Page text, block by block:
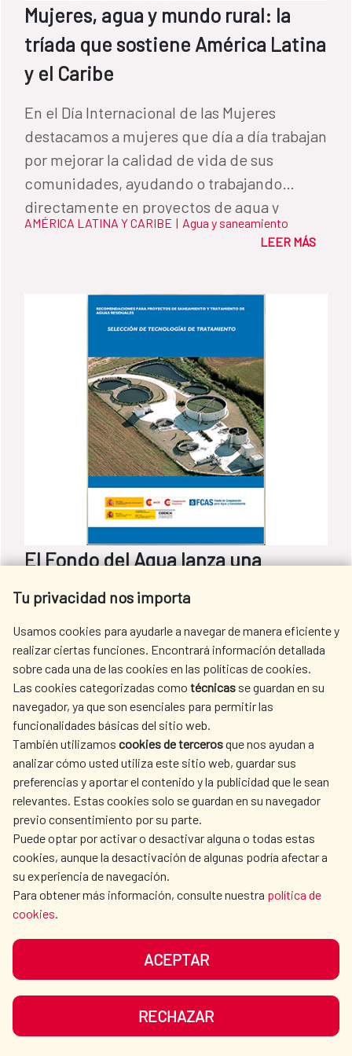
enfrentan. La Cooperación Española seguirá
contribuyendo al objetivo de conseguir el
acceso universal al agua en el 2030 para
garantizar la sostenibilidad futura de los
sistemas de agua y saneamiento, y para
reforzar su resiliencia frente a posibles
Mujeres, agua y mundo rural: la
tríada que sostiene América Latina
y el Caribe
En el Día Internacional de las Mujeres
destacamos a mujeres que día a día trabajan
por mejorar la calidad de vida de sus
comunidades, ayudando o trabajando
directamente en proyectos de agua y
saneamiento.
AMÉRICA LATINA Y CARIBE | Agua y saneamiento
LEER MÁS
El Fondo del Agua lanza una
publicación sobre la selección de
aguas residuales urbanas
​ El Departamento del Fondo de Cooperación
para Agua Saneamiento (FCAS) de la
Agencia Española de Cooperación
Internacional para el Desarrollo (AECID), en
su compromiso con el fortalecimiento
institucional de los países con los que
colabora, ha financiado la publicación de
diversos estudios relacionados con el
sector de las aguas residuales en América
Latina. Recientemente acaba de publicar la
guía titulada “Selección de Tecnologías de
Tratamiento”, encuadrada dentro de las
Recomendaciones para Proyectos de
Saneamiento y Tratamiento de Aguas
Residuales, que llevará aparejada la
publicación en el futuro de varias
AMÉRICA LATINA Y CARIBE | Agua y saneamiento
Tu privacidad nos importa
Usamos cookies para ayudarle a navegar de manera eficiente y
realizar ciertas funciones. Encontrará información detallada
sobre cada una de las cookies en las políticas de cookies.
Las cookies categorizadas como técnicas se guardan en su
navegador, ya que son esenciales para permitir las
funcionalidades básicas del sitio web.
También utilizamos cookies de tercerosque nos ayudan a
analizar cómo usted utiliza este sitio web, guardar sus
preferencias y aportar el contenido y la publicidad que le sean
relevantes. Estas cookies solo se guardan en su navegador
previo consentimiento por su parte.
Puede optar por activar o desactivar alguna o todas estas
cookies, aunque la desactivación de algunas podría afectar a
su experiencia de navegación.
Para obtener más información, consulte nuestra política de
cookies.
ACEPTAR
RECHAZAR